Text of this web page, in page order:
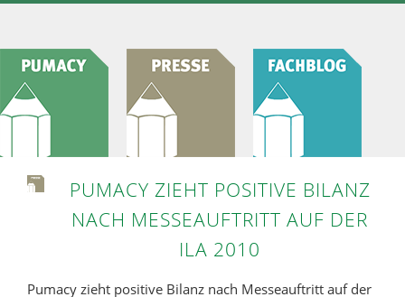
PUMACY ZIEHT POSITIVE BILANZ
NACH MESSEAUFTRITT AUF DER
ILA 2010
Pumacy zieht positive Bilanz nach Messeauftritt auf der